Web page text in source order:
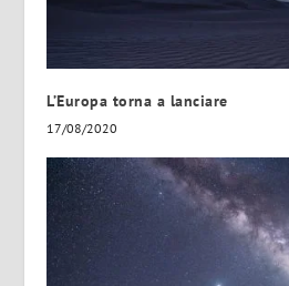
L’Europa torna a lanciare
17/08/2020